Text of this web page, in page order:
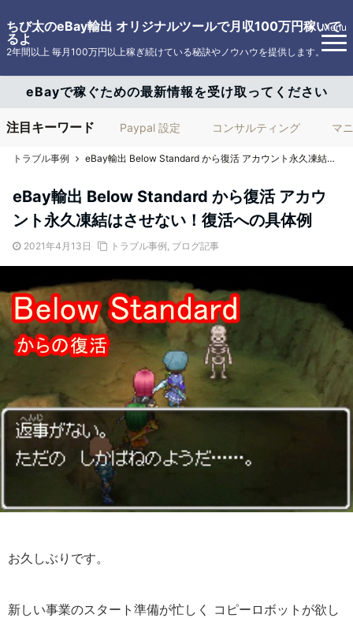
ちび太のeBay輸出 オリジナルツールで月収100万円稼いで
るよ
2年間以上 毎月100万円以上稼ぎ続けている秘訣やノウハウを提供します。
Menu
eBayで稼ぐための最新情報を受け取ってください
注目キーワード Paypal 設定 コンサルティング マ
トラブル事例 eBay輸出 Below Standard から復活 アカウント永久凍結はさせない！復活への具体例
eBay輸出 Below Standard から復活 アカウ
ント永久凍結はさせない！復活への具体例
2021年4月13日 トラブル事例, ブログ記事
お久しぶりです。
新しい事業のスタート準備が忙しく コピーロボットが欲し